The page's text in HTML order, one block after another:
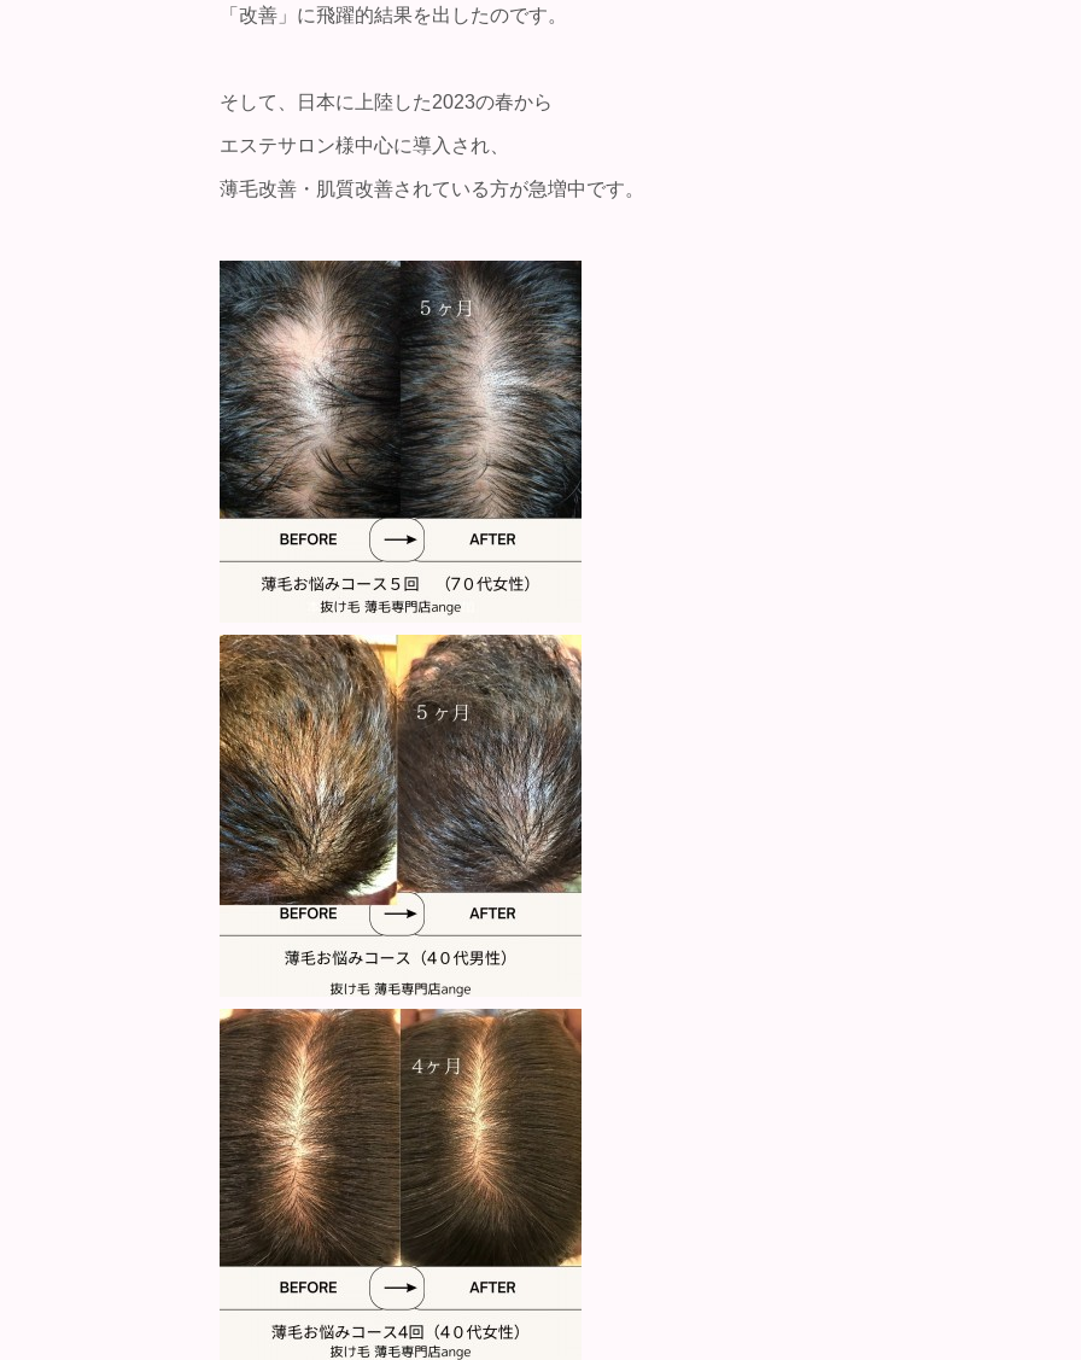
「改善」に飛躍的結果を出したのです。
そして、日本に上陸した2023の春から
エステサロン様中心に導入され、
薄毛改善・肌質改善されている方が急増中です。